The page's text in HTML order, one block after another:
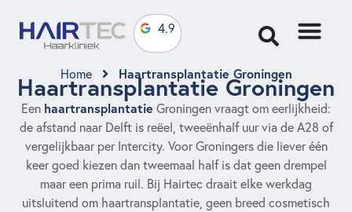
4.9
Home Haartransplantatie Groningen
Haartransplantatie Groningen
Een haartransplantatie Groningen vraagt om eerlijkheid:
de afstand naar Delft is reëel, tweeënhalf uur via de A28 of
vergelijkbaar per Intercity. Voor Groningers die liever één
keer goed kiezen dan tweemaal half is dat geen drempel
maar een prima ruil. Bij Hairtec draait elke werkdag
uitsluitend om haartransplantatie, geen breed cosmetisch